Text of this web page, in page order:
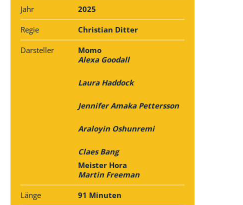
Jahr 2025
Regie Christian Ditter
Darsteller
Momo
Alexa Goodall
Laura Haddock
Jennifer Amaka Pettersson
Araloyin Oshunremi
Claes Bang
Meister Hora
Martin Freeman
Länge 91 Minuten